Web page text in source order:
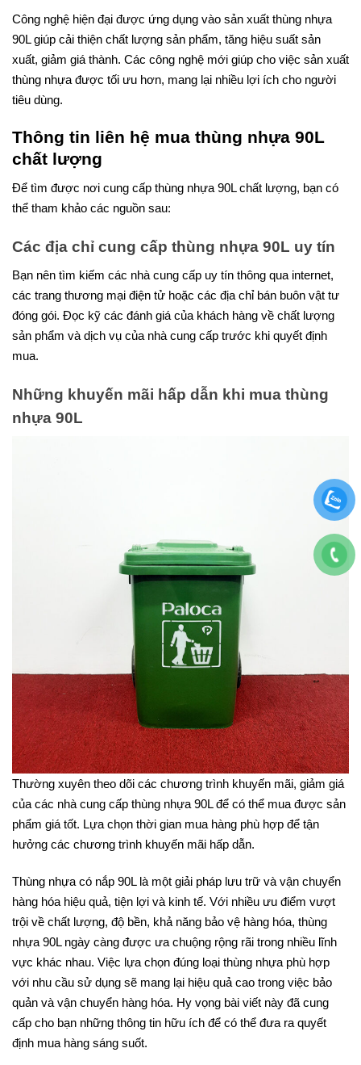
Công nghệ hiện đại được ứng dụng vào sản xuất thùng nhựa
90L giúp cải thiện chất lượng sản phẩm, tăng hiệu suất sản
xuất, giảm giá thành. Các công nghệ mới giúp cho việc sản xuất
thùng nhựa được tối ưu hơn, mang lại nhiều lợi ích cho người
tiêu dùng.
Thông tin liên hệ mua thùng nhựa 90L
chất lượng
Để tìm được nơi cung cấp thùng nhựa 90L chất lượng, bạn có
thể tham khảo các nguồn sau:
Các địa chỉ cung cấp thùng nhựa 90L uy tín
Bạn nên tìm kiếm các nhà cung cấp uy tín thông qua internet,
các trang thương mại điện tử hoặc các địa chỉ bán buôn vật tư
đóng gói. Đọc kỹ các đánh giá của khách hàng về chất lượng
sản phẩm và dịch vụ của nhà cung cấp trước khi quyết định
mua.
Những khuyến mãi hấp dẫn khi mua thùng
nhựa 90L
Thường xuyên theo dõi các chương trình khuyến mãi, giảm giá
của các nhà cung cấp thùng nhựa 90L để có thể mua được sản
phẩm giá tốt. Lựa chọn thời gian mua hàng phù hợp để tận
hưởng các chương trình khuyến mãi hấp dẫn.
Thùng nhựa có nắp 90L là một giải pháp lưu trữ và vận chuyển
hàng hóa hiệu quả, tiện lợi và kinh tế. Với nhiều ưu điểm vượt
trội về chất lượng, độ bền, khả năng bảo vệ hàng hóa, thùng
nhựa 90L ngày càng được ưa chuộng rộng rãi trong nhiều lĩnh
vực khác nhau. Việc lựa chọn đúng loại thùng nhựa phù hợp
với nhu cầu sử dụng sẽ mang lại hiệu quả cao trong việc bảo
quản và vận chuyển hàng hóa. Hy vọng bài viết này đã cung
cấp cho bạn những thông tin hữu ích để có thể đưa ra quyết
định mua hàng sáng suốt.